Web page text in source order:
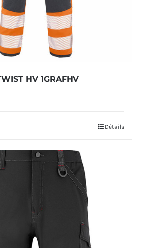
HV 1GRAFHV
Détails